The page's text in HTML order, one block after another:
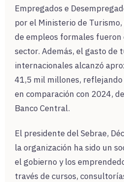
Empregados e
por el Ministerio de
de empleos formales fueron
sector. Además, el gasto de
internacionales alcanzó
41,5 mil millones,
en comparación con 2024,
Banco Central.
El presidente del Sebrae,
la organización ha sido un
el gobierno y los
través de cursos,